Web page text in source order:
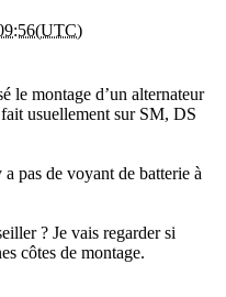
le montage d’un alternateur
usuellement sur SM, DS
pas de voyant de batterie à
? Je vais regarder si
côtes de montage.